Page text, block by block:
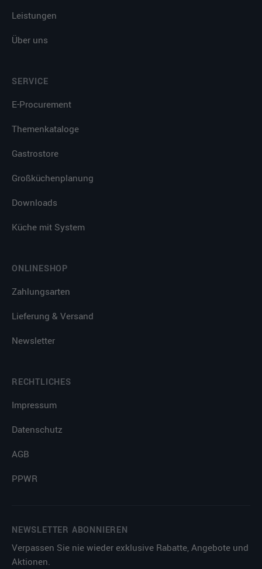
Leistungen
Über uns
SERVICE
E-Procurement
Themenkataloge
Gastrostore
Großküchenplanung
Downloads
Küche mit System
ONLINESHOP
Zahlungsarten
Lieferung & Versand
Newsletter
RECHTLICHES
Impressum
Datenschutz
AGB
PPWR
NEWSLETTER ABONNIEREN
Verpassen Sie nie wieder exklusive Rabatte, Angebote und
Aktionen.